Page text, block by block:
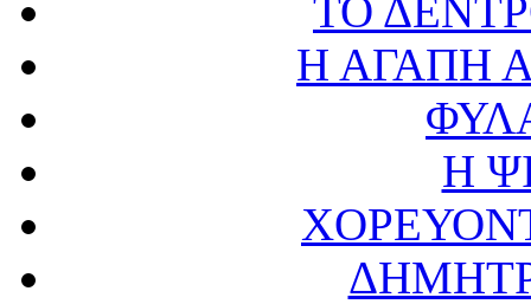
ΤΟ
Η ΑΓΑΠΗ
Η